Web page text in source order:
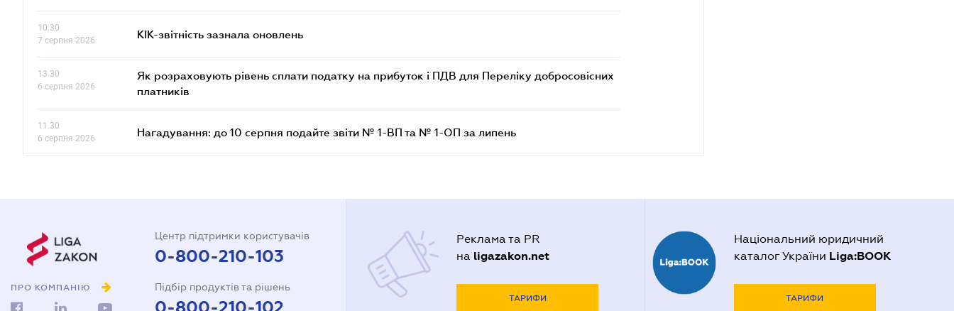
10.30
7 серпня 2026
КІК-звітність зазнала оновлень
13.30
6 серпня 2026
Як розраховують рівень сплати податку на прибуток і ПДВ для Переліку добросовісних
платників
11.30
6 серпня 2026
Нагадування: до 10 серпня подайте звіти № 1-ВП та № 1-ОП за липень
ПРО КОМПАНІЮ
Центр підтримки користувачів
0-800-210-103
Підбір продуктів та рішень
0-800-210-102
Реклама та PR
на ligazakon.net
ТАРИФИ
Національний юридичний
каталог України Liga:BOOK
ТАРИФИ